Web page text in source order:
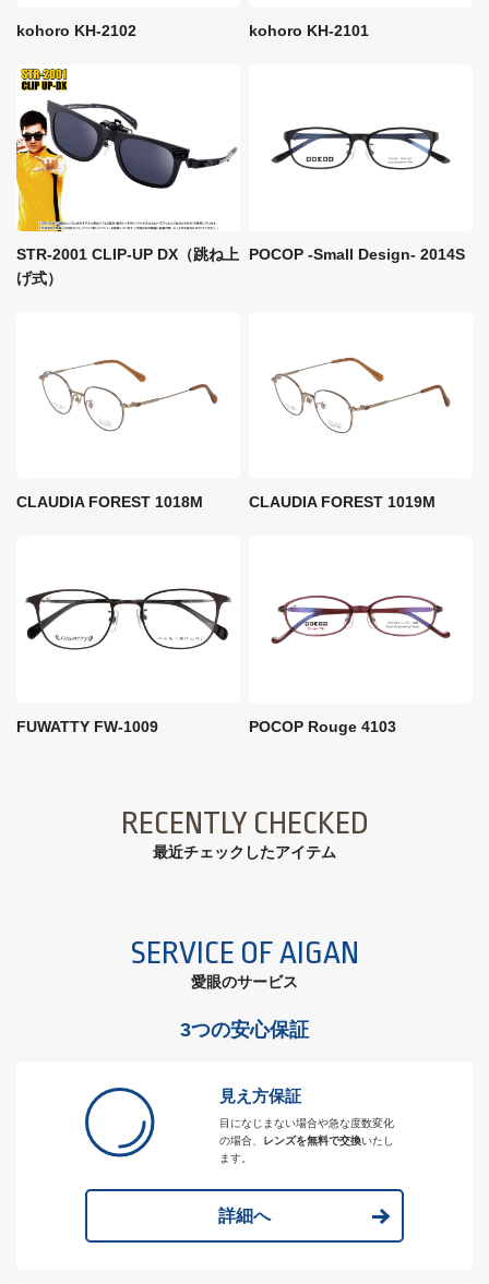
kohoro KH-2102 kohoro KH-2101
STR-2001 CLIP-UP DX（跳ね上
げ式）
POCOP -Small Design- 2014S
CLAUDIA FOREST 1018M CLAUDIA FOREST 1019M
FUWATTY FW-1009 POCOP Rouge 4103
RECENTLY CHECKED
最近チェックしたアイテム
SERVICE OF AIGAN
愛眼のサービス
3つの安心保証
見え方保証
目になじまない場合や急な度数変化
の場合、
レンズを無料で交換いたし
ます。
詳細へ